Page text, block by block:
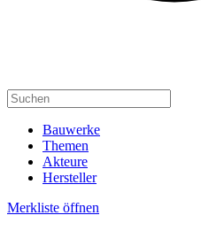
Bauwerke
Themen
Akteure
Hersteller
Merkliste öffnen